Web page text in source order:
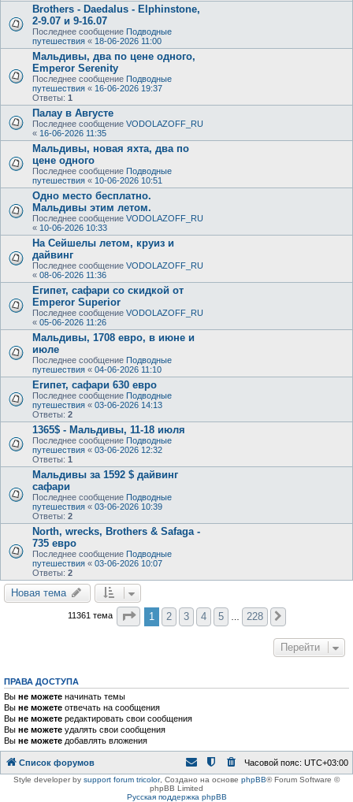
Brothers - Daedalus - Elphinstone,
2-9.07 и 9-16.07
Последнее сообщение Подводные
путешествия « 18-06-2026 11:00
Мальдивы, два по цене одного,
Emperor Serenity
Последнее сообщение Подводные
путешествия « 16-06-2026 19:37
Ответы: 1
Палау в Августе
Последнее сообщение VODOLAZOFF_RU
« 16-06-2026 11:35
Мальдивы, новая яхта, два по
цене одного
Последнее сообщение Подводные
путешествия « 10-06-2026 10:51
Одно место бесплатно.
Мальдивы этим летом.
Последнее сообщение VODOLAZOFF_RU
« 10-06-2026 10:33
На Сейшелы летом, круиз и
дайвинг
Последнее сообщение VODOLAZOFF_RU
« 08-06-2026 11:36
Египет, сафари со скидкой от
Emperor Superior
Последнее сообщение VODOLAZOFF_RU
« 05-06-2026 11:26
Мальдивы, 1708 евро, в июне и
июле
Последнее сообщение Подводные
путешествия « 04-06-2026 11:10
Египет, сафари 630 евро
Последнее сообщение Подводные
путешествия « 03-06-2026 14:13
Ответы: 2
1365$ - Мальдивы, 11-18 июля
Последнее сообщение Подводные
путешествия « 03-06-2026 12:32
Ответы: 1
Мальдивы за 1592 $ дайвинг
сафари
Последнее сообщение Подводные
путешествия « 03-06-2026 10:39
Ответы: 2
North, wrecks, Brothers & Safaga -
735 евро
Последнее сообщение Подводные
путешествия « 03-06-2026 10:07
Ответы: 2
Новая тема
11361 тема Страница1 из228
1 2 3 4 5 228
Перейти
ПРАВА ДОСТУПА
Вы не можете начинать темы
Вы не можете отвечать на сообщения
Вы не можете редактировать свои сообщения
Вы не можете удалять свои сообщения
Вы не можете добавлять вложения
Список форумов Часовой пояс: UTC+03:00
Style developer by support forum tricolor, Создано на основе phpBB® Forum Software ©
phpBB Limited
Русская поддержка phpBB